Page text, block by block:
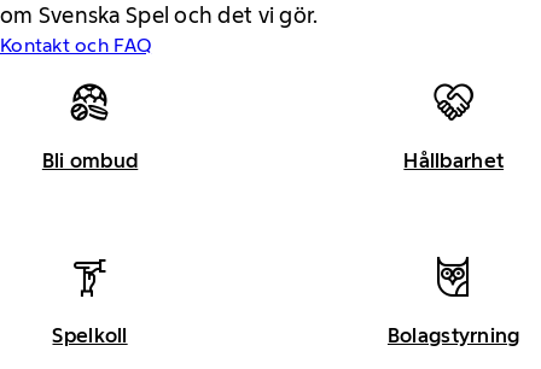
om Svenska Spel och det vi gör.
Kontakt och FAQ
Bli ombud Hållbarhet
Spelkoll Bolagstyrning